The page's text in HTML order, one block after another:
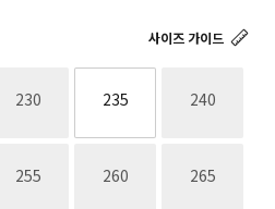
사이즈 가이드
230재고없음 235 240재고없음
255재고없음 260재고없음 265재고없음